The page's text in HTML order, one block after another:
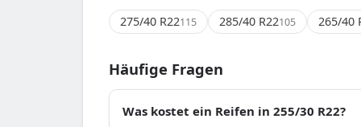
275/40 R22115 285/40 R22105 265/40
Häufige Fragen
Was kostet ein Reifen in 255/30 R22?